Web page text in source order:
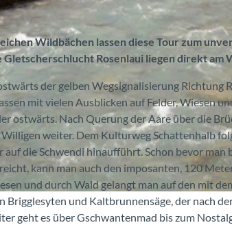
Wildbächen lassen diese Tour zum
Rosenlaui liegen direkt am
der gelben Wegsignalisierung Richtung
mit vielen Ausblicken auf Felder, Wiesen
ostwärts. Nach Querung der Aare über die
weiter. Dem Kulturweg Schattenhalb
auf die Schwendi hinaufführt. Schon bevor
kann man auch den imposanten, 120
und durch Wald gelangt man auf den mit
und Kaltbrunnensäge, der nach
geht es über Gschwantenmad bis zum